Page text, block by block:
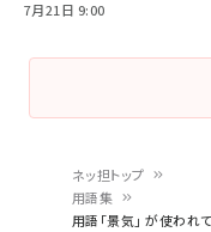
ネッ担トップ
用語集
用語「景気」 が使われ
7月21日 9:00